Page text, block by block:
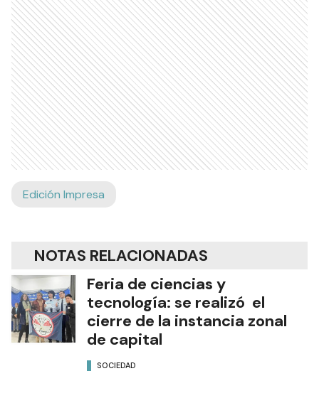
Edición Impresa
NOTAS RELACIONADAS
Feria de ciencias y
tecnología: se realizó el
cierre de la instancia zonal
de capital
SOCIEDAD